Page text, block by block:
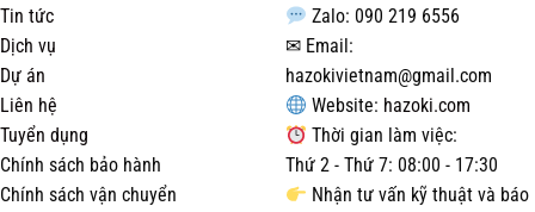
Tin tức
Dịch vụ
Dự án
Liên hệ
Tuyển dụng
Chính sách bảo hành
Chính sách vận chuyển
Zalo: 090 219 6556
✉ Email:
hazokivietnam@gmail.com
Website: hazoki.com
Thời gian làm việc:
Thứ 2 - Thứ 7: 08:00 - 17:30
Nhận tư vấn kỹ thuật và báo